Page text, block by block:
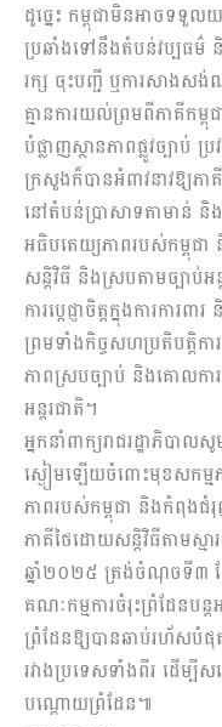
ដូច្នេះ កម្ពុជាមិនអាចទទួ
ប្រឆាំងទៅនឹងតំបន់វប្បធម៌
រក្ស ចុះបញ្ជី ឬការសាង
គ្មានការយល់ព្រមពីភាគីក
បំផ្លាញស្ថានភាពផ្លូវច្បាប់
ក្រសួងក៏បានអំពាវនាវឱ្យភ
នៅតំបន់ប្រាសាទតាមាន់ និ
អធិបតេយ្យភាពរបស់កម្ពុជ
សន្តិវិធី និងស្របតាមច្បាប់
ការប្តេជ្ញាចិត្តក្នុងការការ
ព្រមទាំងកិច្ចសហប្រតិបត្តិក
ភាពស្របច្បាប់ និងគោលកា
អន្តរជាតិ។
អ្នកនាំពាក្យរាជរដ្ឋាភិបា
ស្ងៀមឡើយចំពោះមុខសកម្
ភាពរបស់កម្ពុជា និងកំពុង
ភាគីថៃដោយសន្តិវិធីតាមស្មា
ឆ្នាំ២០២៥ ត្រង់ចំណុចទី៣ ដ
គណៈកម្មការចំរុះព្រំដែនបន្
ព្រំដែនឱ្យបានឆាប់រហ័សបំ
រវាងប្រទេសទាំងពីរ ដើម្បី
បណ្តោយព្រំដែន៕